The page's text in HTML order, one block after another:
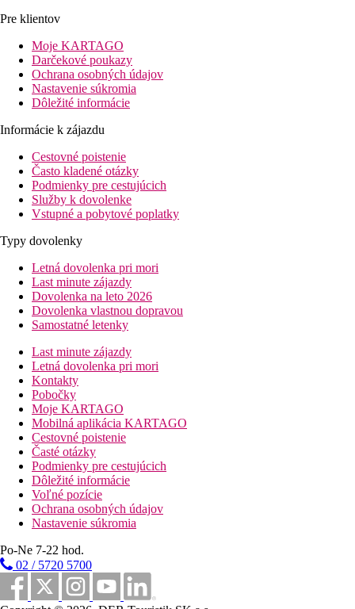
Pre klientov
Moje KARTAGO
Darčekové poukazy
Ochrana osobných údajov
Nastavenie súkromia
Dôležité informácie
Informácie k zájazdu
Cestovné poistenie
Často kladené otázky
Podmienky pre cestujúcich
Služby k dovolenke
Vstupné a pobytové poplatky
Typy dovolenky
Letná dovolenka pri mori
Last minute zájazdy
Dovolenka na leto 2026
Dovolenka vlastnou dopravou
Samostatné letenky
Last minute zájazdy
Letná dovolenka pri mori
Kontakty
Pobočky
Moje KARTAGO
Mobilná aplikácia KARTAGO
Cestovné poistenie
Časté otázky
Podmienky pre cestujúcich
Dôležité informácie
Voľné pozície
Ochrana osobných údajov
Nastavenie súkromia
Po-Ne 7-22 hod.
02 / 5720 5700